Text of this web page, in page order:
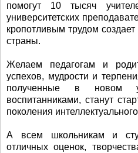
помогут 10 тысяч
университетских
кропотливым трудом
страны.
Желаем педагогам и
успехов, мудрости и
полученные в новом
воспитанниками, станут
поколения
А всем школьникам и
отличных оценок,